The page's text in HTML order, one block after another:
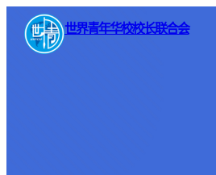
世界青年华校校长联合会